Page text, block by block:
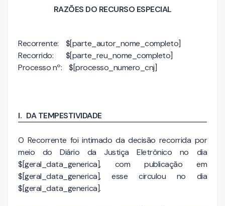
RAZÕES DO RECURSO ESPECIAL
Recorrente: $[parte_autor_nome_completo]
Recorrido: $[parte_reu_nome_completo]
Processo nº: $[processo_numero_cnj]
I. DA TEMPESTIVIDADE
O Recorrente foi intimado da decisão recorrida por
meio do Diário da Justiça Eletrônico no dia
$[geral_data_generica], com publicação em
$[geral_data_generica], esse circulou no dia
$[geral_data_generica].